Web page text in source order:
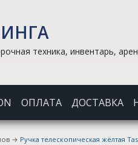
техника, инвентарь,
ОПЛАТА ДОСТАВКА
→ Ручка телескопическая жёлтая